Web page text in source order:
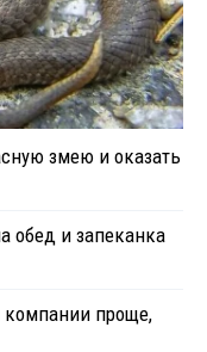
змею и оказать
обед и запеканка
компании проще,